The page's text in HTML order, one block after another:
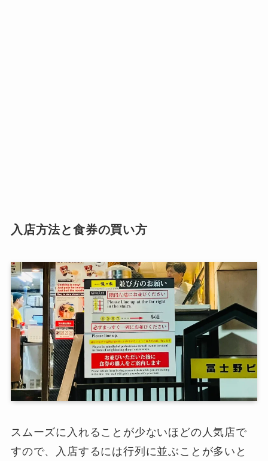
入店方法と食券の買い方
スムーズに入れることが少ないほどの人気店で
すので、入店するには行列に並ぶことが多いと